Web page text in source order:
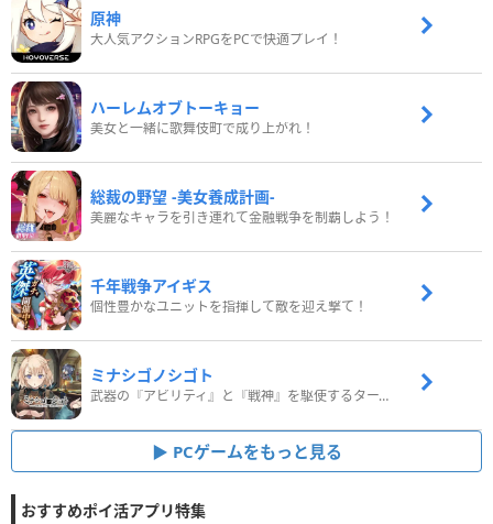
原神
大人気アクションRPGをPCで快適プレイ！
ハーレムオブトーキョー
美女と一緒に歌舞伎町で成り上がれ！
総裁の野望 -美女養成計画-
美麗なキャラを引き連れて金融戦争を制覇しよう！
千年戦争アイギス
個性豊かなユニットを指揮して敵を迎え撃て！
ミナシゴノシゴト
武器の『アビリティ』と『戦神』を駆使するターン制コマンドバトルRPG！
PCゲームをもっと見る
おすすめポイ活アプリ特集